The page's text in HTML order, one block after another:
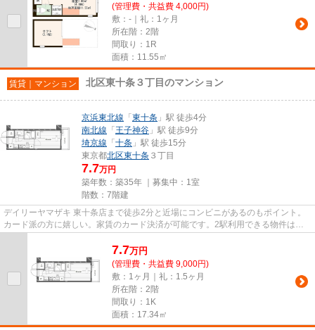
(管理費・共益費 4,000円)
敷：-｜礼：1ヶ月
所在階：2階
間取り：1R
面積：11.55㎡
賃貸｜マンション 北区東十条３丁目のマンション
京浜東北線 「 東十条 」駅 徒歩4分
南北線 「 王子神谷 」駅 徒歩9分
埼京線 「 十条 」駅 徒歩15分
東京都北区東十条 ３丁目
7.7万円
築年数：築35年 ｜募集中： 1室
階数：7階建
デイリーヤマザキ 東十条店まで徒歩2分と近場にコンビニがあるのもポイント。
カード派の方に嬉しい。家賃のカード決済が可能です。2駅利用できる物件は電
7.7万円
(管理費・共益費 9,000円)
敷：1ヶ月｜礼：1.5ヶ月
所在階：2階
間取り：1K
面積：17.34㎡